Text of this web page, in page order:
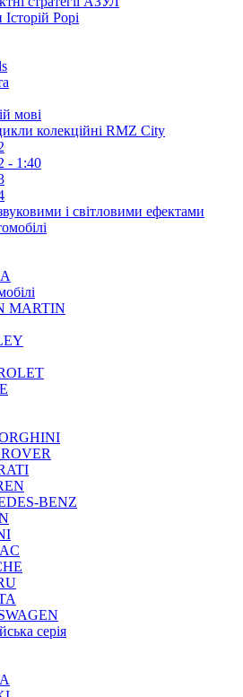
Рорі
мові
колекційні RMZ City
- 1:40
і світловими ефектами
MARTIN
BENZ
серія